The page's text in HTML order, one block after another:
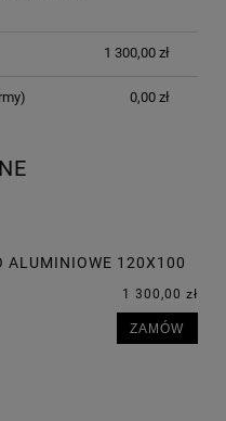
1 300,00 zł
0,00 zł
ALUMINIOWE 120X100
1 300,00 zł
ZAMÓW